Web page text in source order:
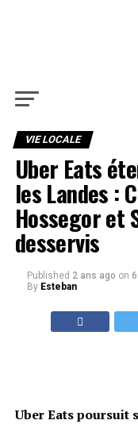
VIE LOCALE
Uber Eats
les Landes :
Hossegor et
desservis
Published 2 ans ago on
By Esteban
Uber Eats poursuit